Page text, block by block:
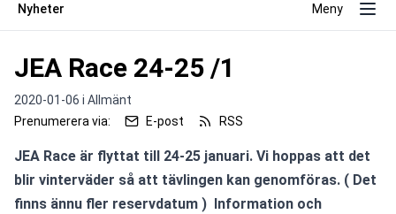
Nyheter Meny
JEA Race 24-25 /1
2020-01-06 i Allmänt
Prenumerera via:
E-post RSS
JEA Race är flyttat till 24-25 januari. Vi hoppas att det
blir vinterväder så att tävlingen kan genomföras. ( Det
finns ännu fler reservdatum )  Information och